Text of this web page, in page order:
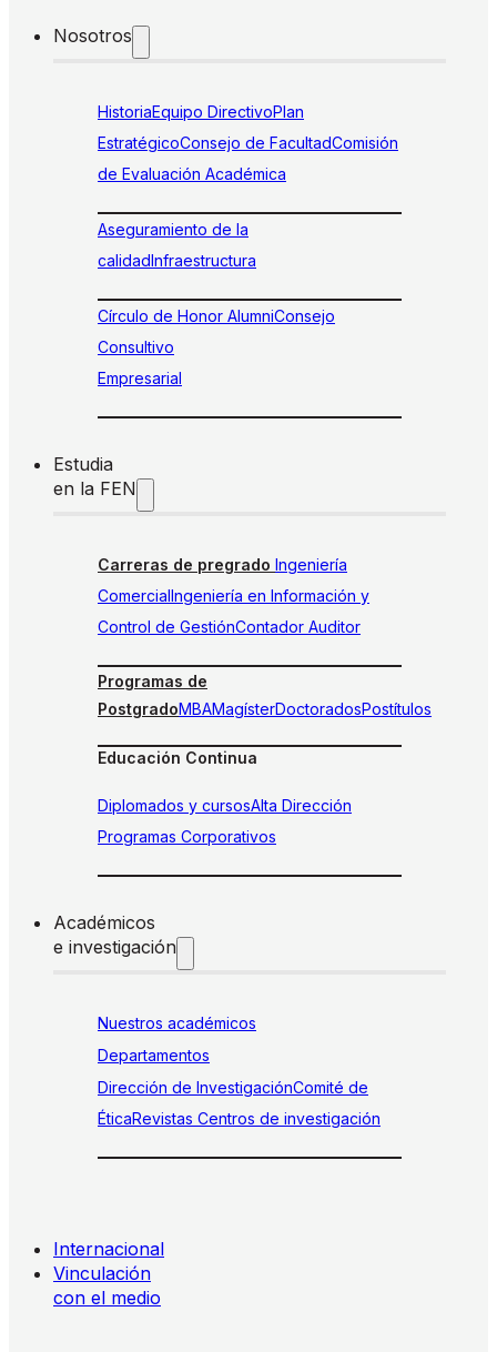
Nosotros
HistoriaEquipo DirectivoPlan
EstratégicoConsejo de FacultadComisión
de Evaluación Académica
Aseguramiento de la
calidadInfraestructura
Círculo de Honor AlumniConsejo
Consultivo
Empresarial
Estudia
en la FEN
Carreras de pregrado Ingeniería
ComercialIngeniería en Información y
Control de GestiónContador Auditor
Programas de
PostgradoMBAMagísterDoctoradosPostítulos
Educación Continua
Diplomados y cursosAlta Dirección
Programas Corporativos
Académicos
e investigación
Nuestros académicos
Departamentos
Dirección de InvestigaciónComité de
ÉticaRevistas Centros de investigación
Internacional
Vinculación
con el medio